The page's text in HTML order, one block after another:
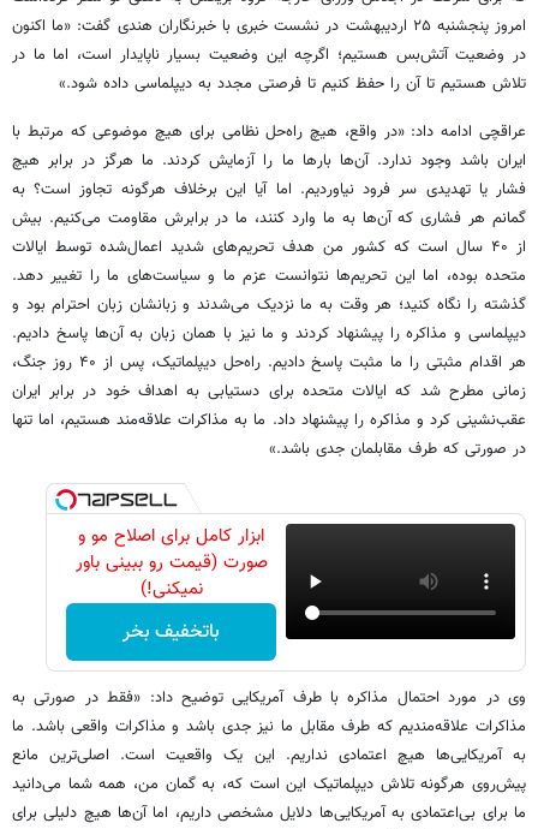
امروز پنجشنبه ۲۵ اردیبهشت در نشست خبری با خبرنگاران هندی گفت: «ما اکنون
در وضعیت آتش‌بس هستیم؛ اگرچه این وضعیت بسیار ناپایدار است، اما ما در
تلاش هستیم تا آن را حفظ کنیم تا فرصتی مجدد به دیپلماسی داده شود.»
عراقچی ادامه داد: «در واقع، هیچ راه‌حل نظامی برای هیچ موضوعی که مرتبط با
ایران باشد وجود ندارد. آن‌ها بارها ما را آزمایش کردند. ما هرگز در برابر هیچ
فشار یا تهدیدی سر فرود نیاوردیم. اما آیا این برخلاف هرگونه تجاوز است؟ به
گمانم هر فشاری که آن‌ها به ما وارد کنند، ما در برابرش مقاومت می‌کنیم. بیش
از ۴۰ سال است که کشور من هدف تحریم‌های شدید اعمال‌شده توسط ایالات
متحده بوده، اما این تحریم‌ها نتوانست عزم ما و سیاست‌های ما را تغییر دهد.
گذشته را نگاه کنید؛ هر وقت به ما نزدیک می‌شدند و زبانشان زبان احترام بود و
دیپلماسی و مذاکره را پیشنهاد کردند و ما نیز با همان زبان به آن‌ها پاسخ دادیم.
هر اقدام مثبتی را ما مثبت پاسخ دادیم. راه‌حل دیپلماتیک، پس از ۴۰ روز جنگ،
زمانی مطرح شد که ایالات متحده برای دستیابی به اهداف خود در برابر ایران
عقب‌نشینی کرد و مذاکره را پیشنهاد داد. ما به مذاکرات علاقه‌مند هستیم، اما تنها
در صورتی که طرف مقابلمان جدی باشد.»
ابزار کامل برای اصلاح مو و
صورت (قیمت رو ببینی باور
نمیکنی!)
باتخفیف بخر
وی در مورد احتمال مذاکره با طرف آمریکایی توضیح داد: «فقط در صورتی به
مذاکرات علاقه‌مندیم که طرف مقابل ما نیز جدی باشد و مذاکرات واقعی باشد. ما
به آمریکایی‌ها هیچ اعتمادی نداریم. این یک واقعیت است. اصلی‌ترین مانع
پیش‌روی هرگونه تلاش دیپلماتیک این است که، به گمان من، همه شما می‌دانید
ما برای بی‌اعتمادی به آمریکایی‌ها دلایل مشخصی داریم، اما آن‌ها هیچ دلیلی برای